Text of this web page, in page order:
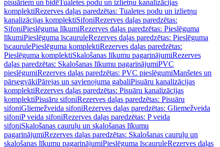
pisuāriem un bidēTualetes podu un izlietņu kanalizācijas
komplektiRezerves daļas paredzētas: Tualetes podu un izlietņu
kanalizācijas komplektiSifoniRezerves daļas paredzētas:
SifoniPieslēguma līkumiRezerves daļas paredzētas: Pieslēguma
līkumiPieslēguma īscauruleRezerves daļas paredzētas: Pieslēguma
īscaurulePieslēguma komplektiRezerves daļas paredzētas:
Pieslēguma komplektiSkalošanas līkumu pagarinājumiRezerves
daļas paredzētas: Skalošanas līkumu pagarinājumiPVC
pieslēgumiRezerves daļas paredzētas: PVC pieslēgumiManšetes un
pārsegvākiPārejas un savienojuma gabaliPisuāru kanalizācijas
komplektiRezerves daļas paredzētas: Pisuāru kanalizācijas
komplektiPisuāru sifoniRezerves daļas paredzētas: Pisuāru
sifoniGliemežveida sifoniRezerves daļas paredzētas: Gliemežveida
sifoniP veida sifoniRezerves daļas paredzētas: P veida
sifoniSkalošanas cauruļu un skalošanas līkumu
pagarinājumiRezerves daļas paredzētas: Skalošanas cauruļu un
skalošanas līkumu pagarinājumiPieslēguma īscauruleRezerves daļas